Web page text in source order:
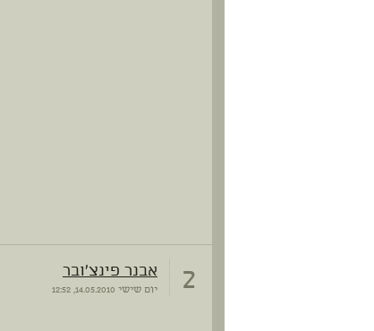
2 אבנר פינצ'ובר
יום שישי